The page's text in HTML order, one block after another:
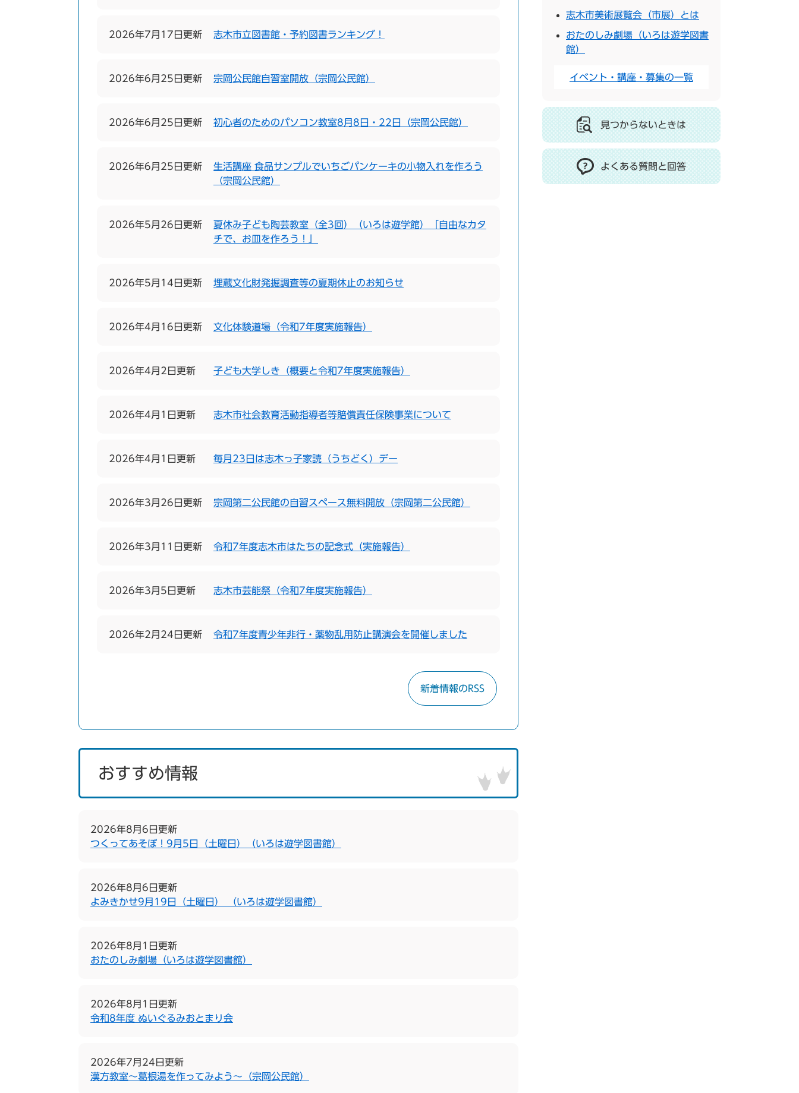
2026年7月17日更新 志木市立図書館・予約図書ランキング！
2026年6月25日更新 宗岡公民館自習室開放（宗岡公民館）
2026年6月25日更新 初心者のためのパソコン教室8月8日・22日（宗岡公民館）
2026年6月25日更新
生活講座 食品サンプルでいちごパンケーキの小物入れを作ろう
（宗岡公民館）
2026年5月26日更新
夏休み子ども陶芸教室（全3回）（いろは遊学館）「自由なカタ
チで、お皿を作ろう！」
2026年5月14日更新 埋蔵文化財発掘調査等の夏期休止のお知らせ
2026年4月16日更新 文化体験道場（令和7年度実施報告）
2026年4月2日更新 子ども大学しき（概要と令和7年度実施報告）
2026年4月1日更新 志木市社会教育活動指導者等賠償責任保険事業について
2026年4月1日更新 毎月23日は志木っ子家読（うちどく）デー
2026年3月26日更新 宗岡第二公民館の自習スペース無料開放（宗岡第二公民館）
2026年3月11日更新 令和7年度志木市はたちの記念式（実施報告）
2026年3月5日更新 志木市芸能祭（令和7年度実施報告）
2026年2月24日更新 令和7年度青少年非行・薬物乱用防止講演会を開催しました
新着情報のRSS
おすすめ情報
2026年8月6日更新
つくってあそぼ！9月5日（土曜日）（いろは遊学図書館）
2026年8月6日更新
よみきかせ9月19日（土曜日） （いろは遊学図書館）
2026年8月1日更新
おたのしみ劇場（いろは遊学図書館）
2026年8月1日更新
令和8年度 ぬいぐるみおとまり会
2026年7月24日更新
漢方教室〜葛根湯を作ってみよう〜（宗岡公民館）
志木市美術展覧会（市展）とは
おたのしみ劇場（いろは遊学図書
館）
イベント・講座・募集の一覧
見つからないときは
よくある質問と回答